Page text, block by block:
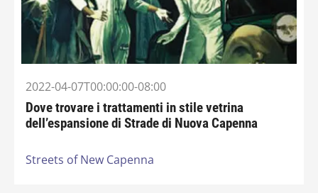
2022-04-07T00:00:00-08:00
Dove trovare i trattamenti in stile vetrina
dell’espansione di Strade di Nuova Capenna
Streets of New Capenna